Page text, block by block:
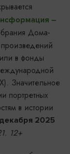
–
Дома-
в фонды
Значительное
портретных
в истории
2025
12+